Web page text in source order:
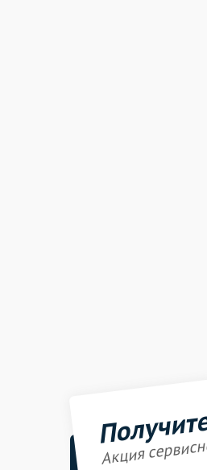
Акция